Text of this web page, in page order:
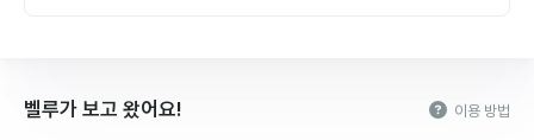
벨루가 보고 왔어요! 이용 방법